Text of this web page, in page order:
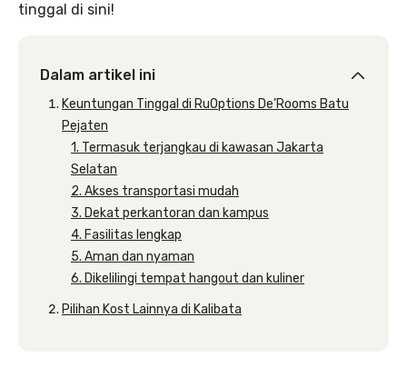
tinggal di sini!
Dalam artikel ini
Keuntungan Tinggal di RuOptions De’Rooms Batu
Pejaten
1. Termasuk terjangkau di kawasan Jakarta
Selatan
2. Akses transportasi mudah
3. Dekat perkantoran dan kampus
4. Fasilitas lengkap
5. Aman dan nyaman
6. Dikelilingi tempat hangout dan kuliner
Pilihan Kost Lainnya di Kalibata